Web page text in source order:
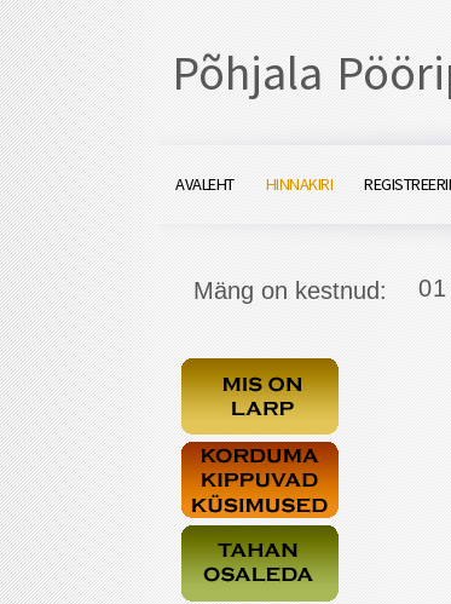
Põhjala
AVALEHT HINNAKIRI
Mäng on kestnud:
01